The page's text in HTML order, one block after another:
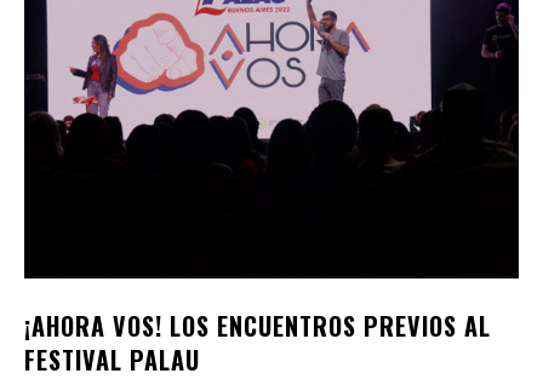
¡AHORA VOS! LOS ENCUENTROS PREVIOS AL
FESTIVAL PALAU